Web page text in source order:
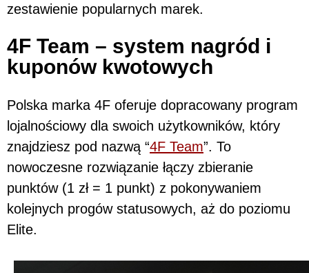
zestawienie popularnych marek.
4F Team – system nagród i
kuponów kwotowych
Polska marka 4F oferuje dopracowany program
lojalnościowy dla swoich użytkowników, który
znajdziesz pod nazwą “4F Team”. To
nowoczesne rozwiązanie łączy zbieranie
punktów (1 zł = 1 punkt) z pokonywaniem
kolejnych progów statusowych, aż do poziomu
Elite.